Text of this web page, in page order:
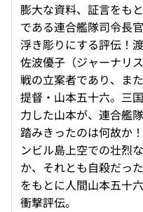
膨大な資料、証言をも
である連合艦隊司令長
浮き彫りにする評伝！
佐波優子（ジャーナリ
戦の立案者であり、ま
提督・山本五十六。三
力した山本が、連合艦
踏みきったのは何故か
ンビル島上空での壮烈
か、それとも自殺だっ
をもとに人間山本五十
衝撃評伝。